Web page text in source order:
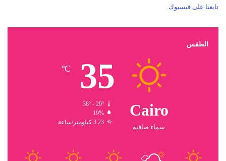
تابعنا على فيسبوك
الطقس
Cairo
سماء صافية
35
℃
38º - 29º
19%
3.23 كيلومتر/ساعة